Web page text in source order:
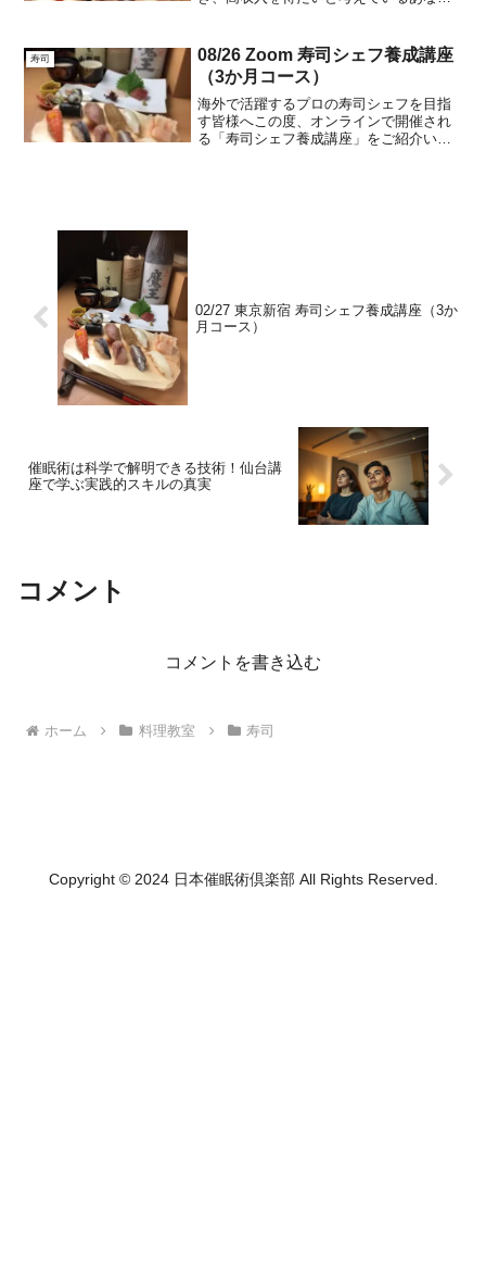
ログラムを提供しています。週3回のレッ
スンを通じて、自宅で繰り...
寿司
08/26 Zoom 寿司シェフ養成講座
（3か月コース）
海外で活躍するプロの寿司シェフを目指
す皆様へこの度、オンラインで開催され
る「寿司シェフ養成講座」をご紹介いた
02/27 東京新宿 寿司シェフ養成講座（3か
月コース）
催眠術は科学で解明できる技術！仙台講
座で学ぶ実践的スキルの真実
コメント
コメントを書き込む
ホーム 料理教室 寿司
Copyright © 2024 日本催眠術倶楽部 All Rights Reserved.